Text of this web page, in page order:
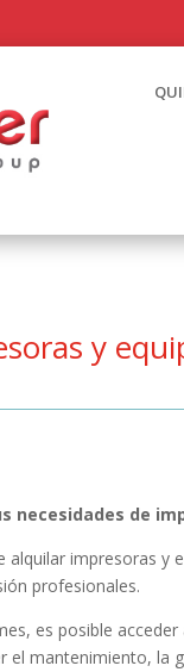
y
necesidades de
alquilar impresoras
profesionales.
es posible
el mantenimiento, la